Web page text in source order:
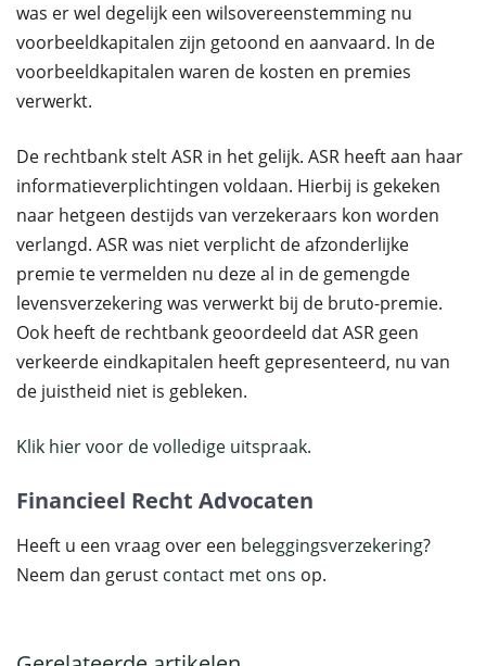
was er wel degelijk een wilsovereenstemming nu
voorbeeldkapitalen zijn getoond en aanvaard. In de
voorbeeldkapitalen waren de kosten en premies
verwerkt.
De rechtbank stelt ASR in het gelijk. ASR heeft aan haar
informatieverplichtingen voldaan. Hierbij is gekeken
naar hetgeen destijds van verzekeraars kon worden
verlangd. ASR was niet verplicht de afzonderlijke
premie te vermelden nu deze al in de gemengde
levensverzekering was verwerkt bij de bruto-premie.
Ook heeft de rechtbank geoordeeld dat ASR geen
verkeerde eindkapitalen heeft gepresenteerd, nu van
de juistheid niet is gebleken.
Klik hier voor de volledige uitspraak.
Financieel Recht Advocaten
Heeft u een vraag over een beleggingsverzekering?
Neem dan gerust contact met ons op.